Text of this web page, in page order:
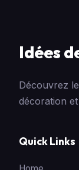
Idées
Découvrez
décoration
Quick Links